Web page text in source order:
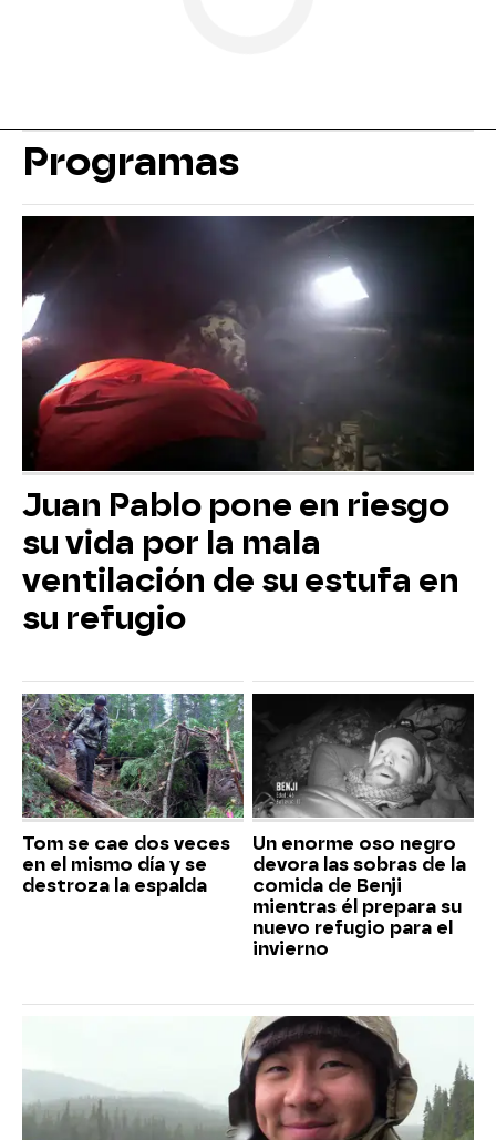
Programas
Juan Pablo pone en riesgo
su vida por la mala
ventilación de su estufa en
su refugio
Tom se cae dos veces
en el mismo día y se
destroza la espalda
Un enorme oso negro
devora las sobras de la
comida de Benji
mientras él prepara su
nuevo refugio para el
invierno